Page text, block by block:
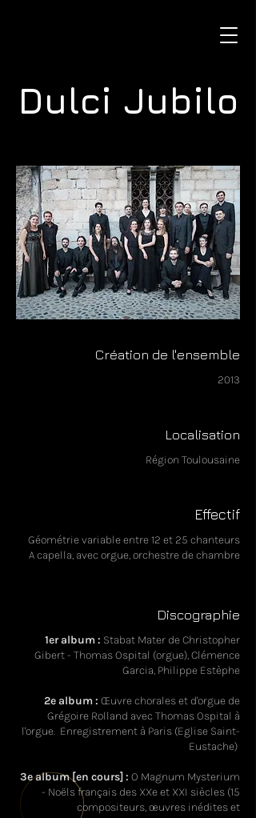
Dulci Jubilo
Création de l'ensemble
2013
Localisation
Région Toulousaine
Effectif
Géométrie variable entre 12 et 25 chanteurs
A capella, avec orgue, orchestre de chambre
Discographie
1er album : Stabat Mater de Christopher
Gibert - Thomas Ospital (orgue), Clémence
Garcia, Philippe Estèphe
2e album : Œuvre chorales et d'orgue de
Grégoire Rolland avec Thomas Ospital à
l'orgue. Enregistrement à Paris (Eglise Saint-
Eustache)
3e album [en cours] : O Magnum Mysterium
- Noëls français des XXe et XXI siècles (15
compositeurs, œuvres inédites et